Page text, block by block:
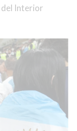
Interior